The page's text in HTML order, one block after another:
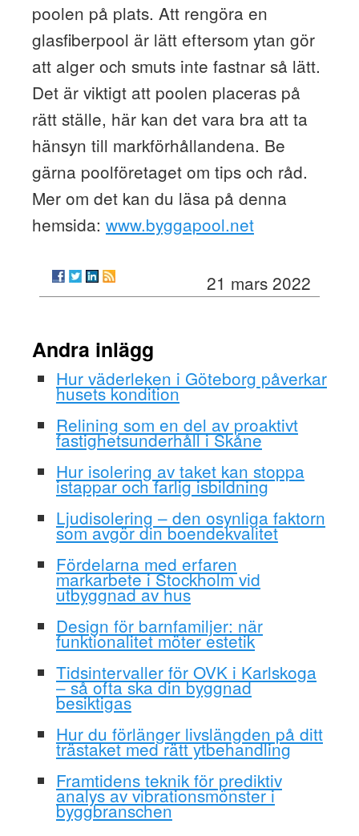
poolen på plats. Att rengöra en
glasfiberpool är lätt eftersom ytan gör
att alger och smuts inte fastnar så lätt.
Det är viktigt att poolen placeras på
rätt ställe, här kan det vara bra att ta
hänsyn till markförhållandena. Be
gärna poolföretaget om tips och råd.
Mer om det kan du läsa på denna
hemsida: www.byggapool.net
21 mars 2022
Andra inlägg
Hur väderleken i Göteborg påverkar
husets kondition
Relining som en del av proaktivt
fastighetsunderhåll i Skåne
Hur isolering av taket kan stoppa
istappar och farlig isbildning
Ljudisolering – den osynliga faktorn
som avgör din boendekvalitet
Fördelarna med erfaren
markarbete i Stockholm vid
utbyggnad av hus
Design för barnfamiljer: när
funktionalitet möter estetik
Tidsintervaller för OVK i Karlskoga
– så ofta ska din byggnad
besiktigas
Hur du förlänger livslängden på ditt
trästaket med rätt ytbehandling
Framtidens teknik för prediktiv
analys av vibrationsmönster i
byggbranschen